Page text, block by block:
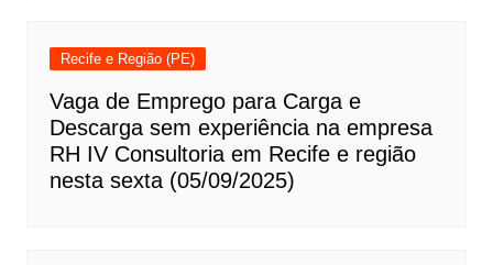
Recife e Região (PE)
Vaga de Emprego para Carga e
Descarga sem experiência na empresa
RH IV Consultoria em Recife e região
nesta sexta (05/09/2025)